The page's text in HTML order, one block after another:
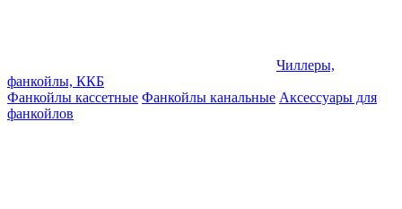
Чиллеры,
фанкойлы, ККБ
Фанкойлы кассетные Фанкойлы канальные Аксессуары для
фанкойлов